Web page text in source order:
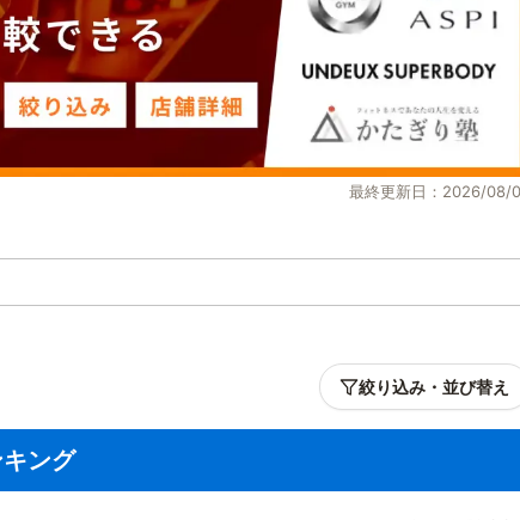
最終更新日：2026/08/
絞り込み・並び替え
ング